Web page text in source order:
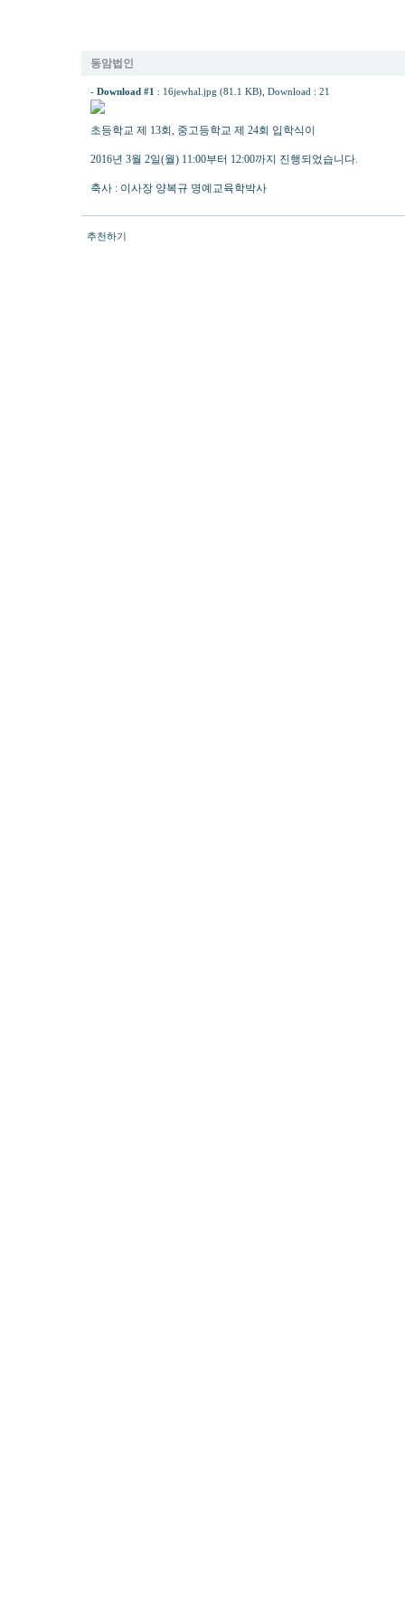
동암법인
- Download #1 : 16jewhal.jpg (81.1 KB) , Download : 21
초등학교 제 13회, 중고등학교 제 24회 입학식이
2016년 3월 2일(월) 11:00부터 12:00까지 진행되었습니다.
축사 : 이사장 양복규 명예교육학박사
추천하기